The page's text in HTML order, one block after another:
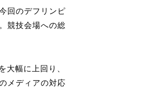
回のデフリンピ
競技会場への総
幅に上回り、
メディアの対応